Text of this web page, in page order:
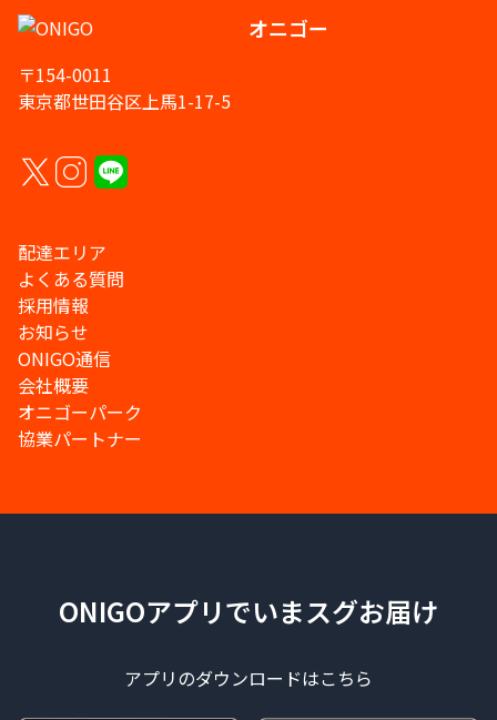
オニゴー
〒154-0011
東京都世田谷区上馬1-17-5
配達エリア
よくある質問
採用情報
お知らせ
ONIGO通信
会社概要
オニゴーパーク
協業パートナー
ONIGOアプリでいまスグお届け
アプリのダウンロードはこちら